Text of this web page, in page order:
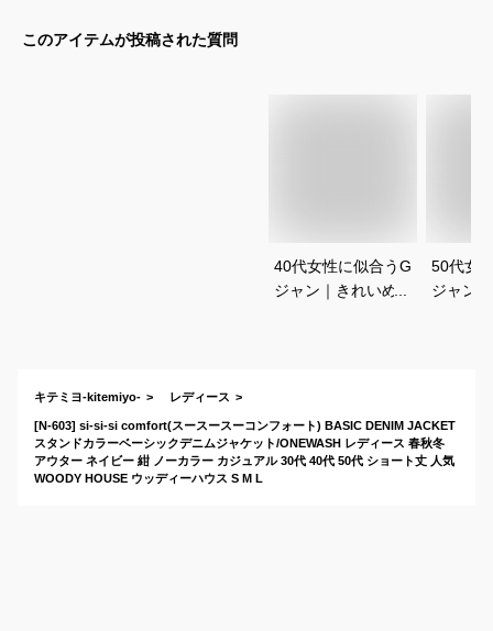
このアイテムが投稿された質問
40代女性に似合うG
ジャン｜きれいめデ
50代女
ジャン
キテミヨ-kitemiyo- レディース
[N-603] si-si-si comfort(スースースーコンフォート) BASIC DENIM JACKET
スタンドカラーベーシックデニムジャケット/ONEWASH レディース 春秋冬
アウター ネイビー 紺 ノーカラー カジュアル 30代 40代 50代 ショート丈 人気
WOODY HOUSE ウッディーハウス S M L